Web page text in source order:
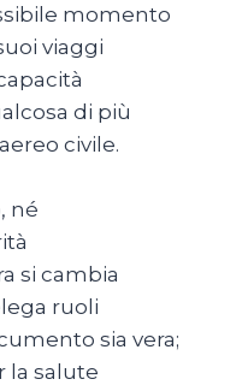
momento
viaggi
di più
civile.
né
si cambia
ruoli
sia vera;
la salute